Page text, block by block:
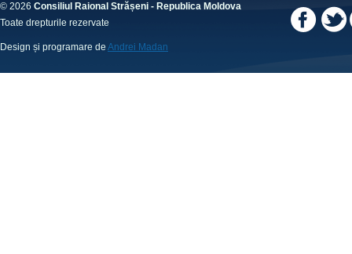
© 2026 Consiliul Raional Strășeni - Republica Moldova
Toate drepturile rezervate
Design și programare de Andrei Madan